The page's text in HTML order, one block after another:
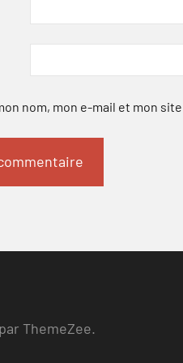
nom, mon e-mail et mon
ThemeZee.